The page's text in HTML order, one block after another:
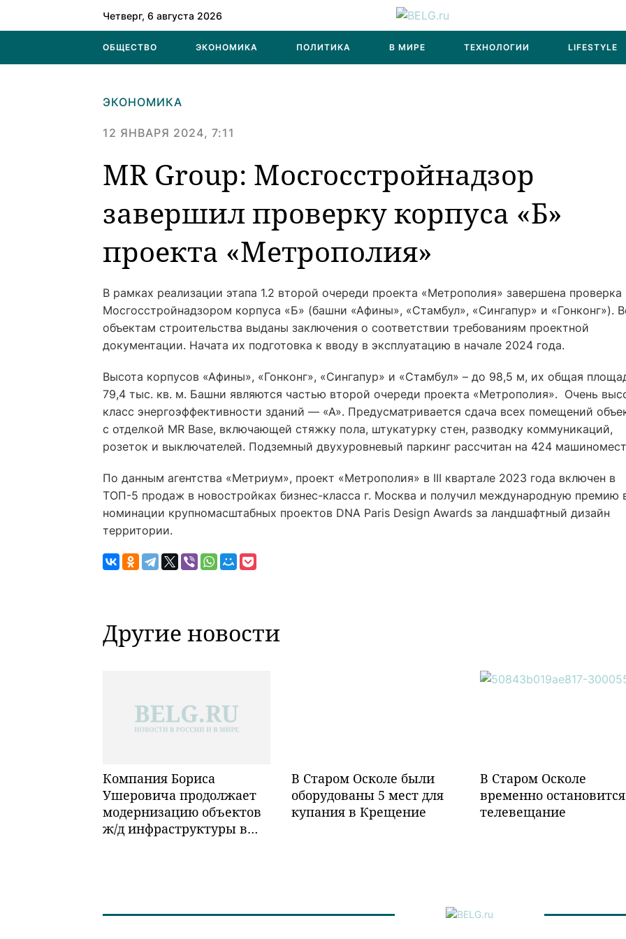
Четверг, 6 августа 2026
ОБЩЕСТВО ЭКОНОМИКА ПОЛИТИКА В МИРЕ ТЕХНОЛОГИИ LIFESTYLE
ЭКОНОМИКА
12 ЯНВАРЯ 2024, 7:11
MR Group: Мосгосстройнадзор
завершил проверку корпуса «Б»
проекта «Метрополия»
В рамках реализации этапа 1.2 второй очереди проекта «Метрополия» завершена проверка
Мосгосстройнадзором корпуса «Б» (башни «Афины», «Стамбул», «Сингапур» и «Гонконг»).
объектам строительства выданы заключения о соответствии требованиям проектной
документации. Начата их подготовка к вводу в эксплуатацию в начале 2024 года.
Высота корпусов «Афины», «Гонконг», «Сингапур» и «Стамбул» – до 98,5 м, их общая
79,4 тыс. кв. м. Башни являются частью второй очереди проекта «Метрополия». Очень
класс энергоэффективности зданий — «А». Предусматривается сдача всех помещений
с отделкой MR Base, включающей стяжку пола, штукатурку стен, разводку коммуникаций,
розеток и выключателей. Подземный двухуровневый паркинг рассчитан на 424
По данным агентства «Метриум», проект «Метрополия» в III квартале 2023 года включен в
ТОП-5 продаж в новостройках бизнес-класса г. Москва и получил международную премию
номинации крупномасштабных проектов DNA Paris Design Awards за ландшафтный дизайн
территории.
Другие новости
Компания Бориса
Ушеровича продолжает
модернизацию объектов
ж/д инфраструктуры в
В Старом Осколе были
оборудованы 5 мест для
купания в Крещение
В Старом Осколе
временно остановится
телевещание